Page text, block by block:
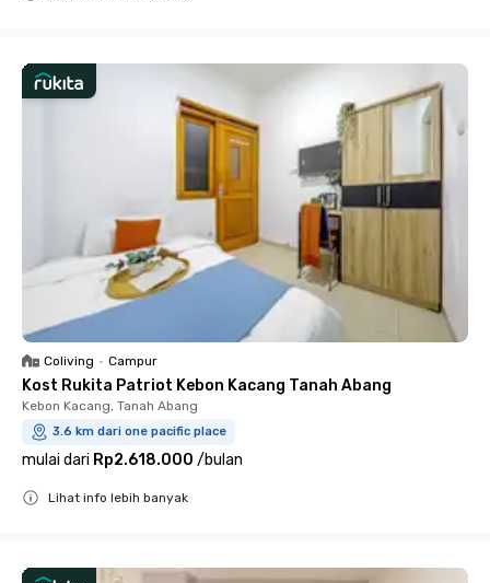
Coliving • Campur
Kost Rukita Patriot Kebon Kacang Tanah Abang
Kebon Kacang, Tanah Abang
3.6 km dari one pacific place
mulai dari Rp2.618.000 /bulan
Lihat info lebih banyak